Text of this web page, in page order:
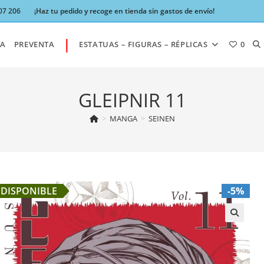
206 ¡Haz tu pedido y recoge en tienda sin gastos de envío!
PREVENTA | ESTATUAS – FIGURAS – RÉPLICAS 0
GLEIPNIR 11
> MANGA > SEINEN
🔍
DISPONIBLE -5%